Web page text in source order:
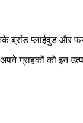
ब्रांड प्लाईवुड और
अपने ग्राहकों को इन